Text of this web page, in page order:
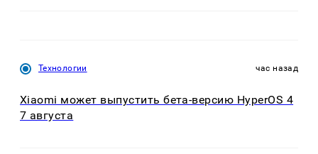
Технологии час назад
Xiaomi может выпустить бета-версию HyperOS 4
7 августа